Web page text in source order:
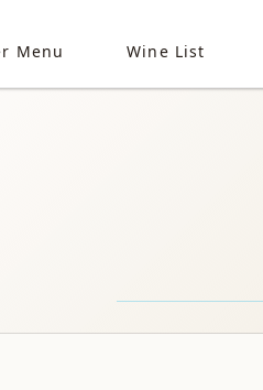
Menu Wine List